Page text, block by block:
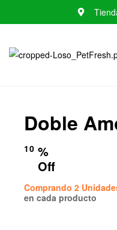
10 %
Off
Doble
Comprando 2
en cada producto
e